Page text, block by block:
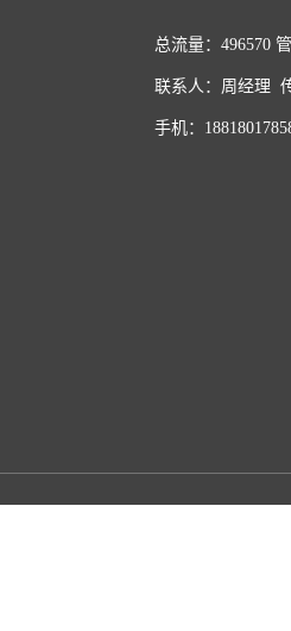
总流量：496570
联系人：周经理
手机：